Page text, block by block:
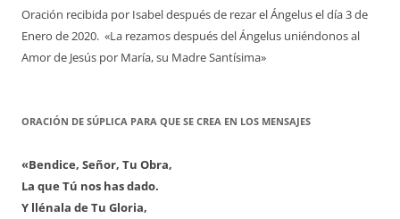
Oración recibida por Isabel después de rezar el Ángelus el día 3 de
Enero de 2020. «La rezamos después del Ángelus uniéndonos al
Amor de Jesús por María, su Madre Santísima»
ORACIÓN DE SÚPLICA PARA QUE SE CREA EN LOS MENSAJES
«Bendice, Señor, Tu Obra,
La que Tú nos has dado.
Y llénala de Tu Gloria,